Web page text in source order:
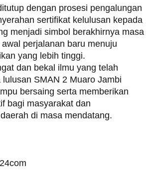
dengan prosesi pengalungan
sertifikat kelulusan kepada
menjadi simbol berakhirnya masa
perjalanan baru menuju
yang lebih tinggi.
dan bekal ilmu yang telah
SMAN 2 Muaro Jambi
bersaing serta memberikan
bagi masyarakat dan
di masa mendatang.